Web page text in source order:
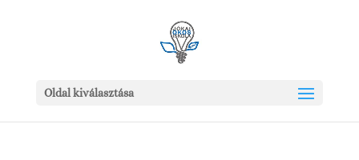
Oldal kiválasztása